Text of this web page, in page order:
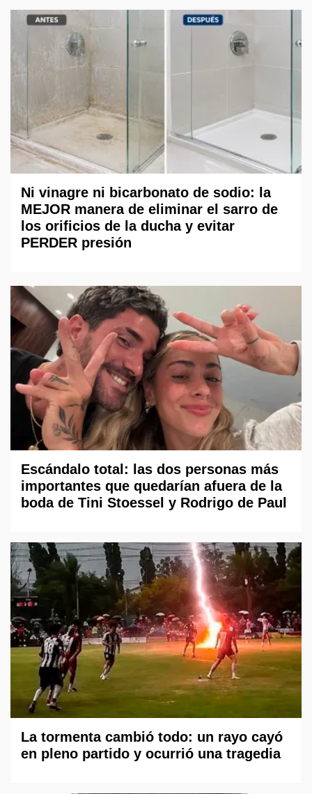
Ni vinagre ni bicarbonato de sodio: la
MEJOR manera de eliminar el sarro de
los orificios de la ducha y evitar
PERDER presión
Escándalo total: las dos personas más
importantes que quedarían afuera de la
boda de Tini Stoessel y Rodrigo de Paul
La tormenta cambió todo: un rayo cayó
en pleno partido y ocurrió una tragedia